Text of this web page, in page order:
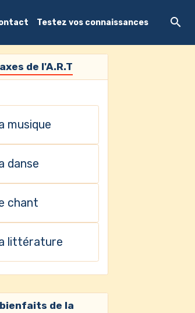
Testez vos connaissances
de l'A.R.T
musique
danse
chant
littérature
de la